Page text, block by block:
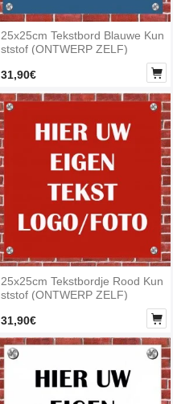
25x25cm Tekstbord Blauwe Kun
ststof (ONTWERP ZELF)
31,90€

25x25cm Tekstbordje Rood Kun
ststof (ONTWERP ZELF)
31,90€
